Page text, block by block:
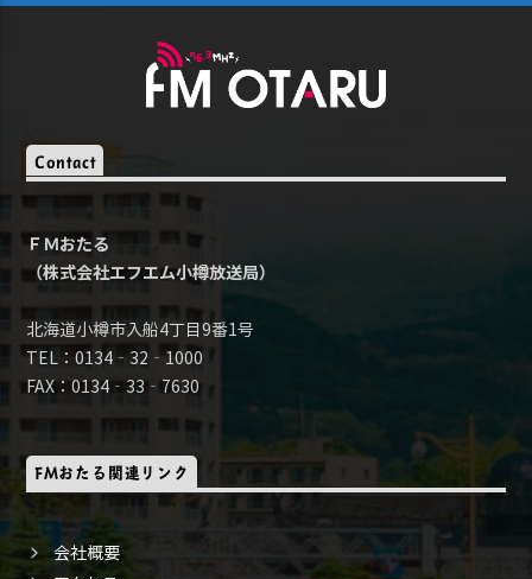
Contact
ＦＭおたる
（株式会社エフエム小樽放送局）
北海道小樽市入船4丁目9番1号
TEL：0134‐32‐1000
FAX：0134‐33‐7630
FMおたる関連リンク
会社概要